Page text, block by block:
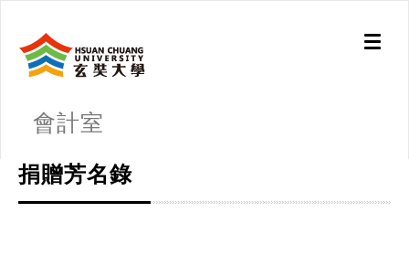
Toggle
會計室
捐贈芳名錄